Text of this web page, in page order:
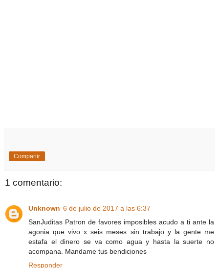
Compartir
1 comentario:
Unknown 6 de julio de 2017 a las 6:37
SanJuditas Patron de favores imposibles acudo a ti ante la
agonia que vivo x seis meses sin trabajo y la gente me
estafa el dinero se va como agua y hasta la suerte no
acompana. Mandame tus bendiciones
Responder